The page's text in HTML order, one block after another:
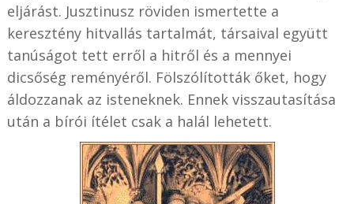
eljárást. Jusztinusz röviden ismertette a
keresztény hitvallás tartalmát, társaival együtt
tanúságot tett erről a hitről és a mennyei
dicsőség reményéről. Fölszólították őket, hogy
áldozzanak az isteneknek. Ennek visszautasítása
után a bírói ítélet csak a halál lehetett.